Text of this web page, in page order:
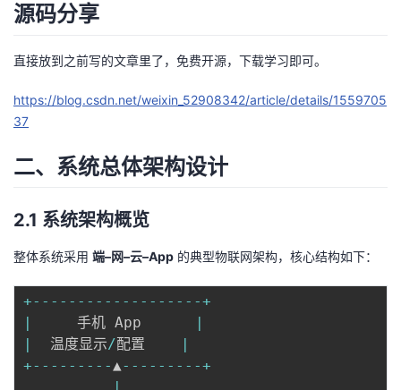
源码分享
直接放到之前写的文章里了，免费开源，下载学习即可。
https://blog.csdn.net/weixin_52908342/article/details/1559705
37
二、系统总体架构设计
2.1 系统架构概览
整体系统采用 端–网–云–App 的典型物联网架构，核心结构如下：
+-- -- -- -- -- -- -- -- -- -+
|
     手机 App
|
|
  温度显示
/配置
|
+-- -- -- -- - ▲-- -- -- -- -+